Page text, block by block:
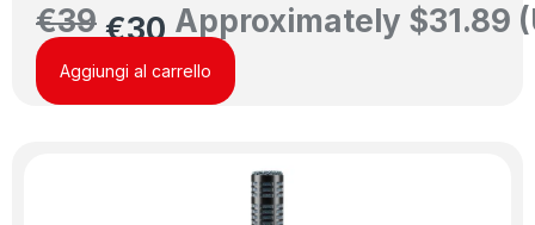
€39 €30 Approximately $31.89
Aggiungi al carrello